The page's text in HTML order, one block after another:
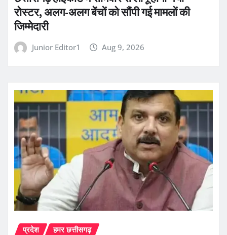
रोस्टर, अलग-अलग बेंचों को सौंपी गई मामलों की
जिम्मेदारी
Junior Editor1 Aug 9, 2026
प्रदेश हमर छत्तीसगढ़